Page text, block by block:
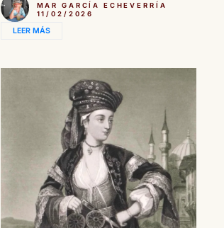
MAR GARCÍA ECHEVERRÍA
11/02/2026
LEER MÁS